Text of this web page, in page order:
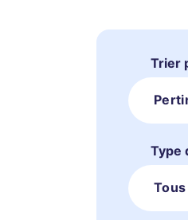
Trier
Type
Tous